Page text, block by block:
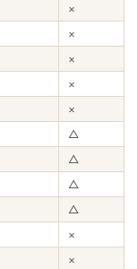
×
×
×
×
×
△
△
△
△
×
×